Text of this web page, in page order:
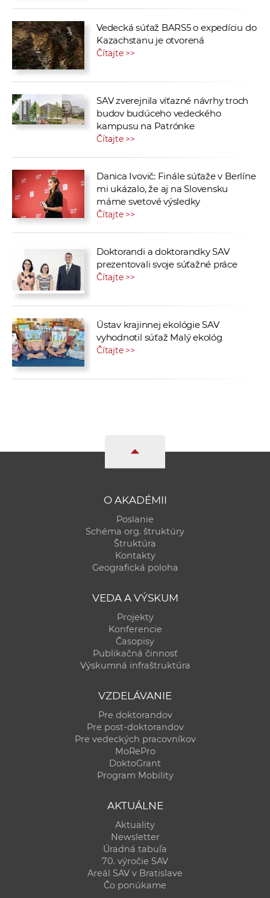
Vedecká súťaž BARS5 o expedíciu do
Kazachstanu je otvorená
Čítajte >>
SAV zverejnila víťazné návrhy troch
budov budúceho vedeckého
kampusu na Patrónke
Čítajte >>
Danica Ivovič: Finále súťaže v Berlíne
mi ukázalo, že aj na Slovensku
máme svetové výsledky
Čítajte >>
Doktorandi a doktorandky SAV
prezentovali svoje súťažné práce
Čítajte >>
Ústav krajinnej ekológie SAV
vyhodnotil súťaž Malý ekológ
Čítajte >>
O AKADÉMII
Poslanie
Schéma org. štruktúry
Štruktúra
Kontakty
Geografická poloha
VEDA A VÝSKUM
Projekty
Konferencie
Časopisy
Publikačná činnosť
Výskumná infraštruktúra
VZDELÁVANIE
Pre doktorandov
Pre post-doktorandov
Pre vedeckých pracovníkov
MoRePro
DoktoGrant
Program Mobility
AKTUÁLNE
Aktuality
Newsletter
Úradná tabuľa
70. výročie SAV
Areál SAV v Bratislave
Čo ponúkame